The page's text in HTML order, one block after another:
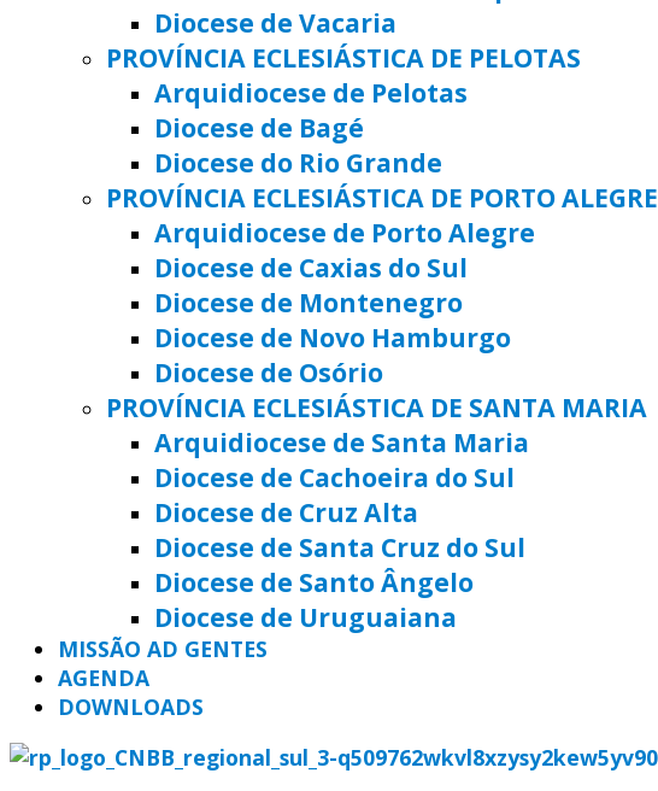
Diocese de Vacaria
PROVÍNCIA ECLESIÁSTICA DE PELOTAS
Arquidiocese de Pelotas
Diocese de Bagé
Diocese do Rio Grande
PROVÍNCIA ECLESIÁSTICA DE PORTO ALEGRE
Arquidiocese de Porto Alegre
Diocese de Caxias do Sul
Diocese de Montenegro
Diocese de Novo Hamburgo
Diocese de Osório
PROVÍNCIA ECLESIÁSTICA DE SANTA MARIA
Arquidiocese de Santa Maria
Diocese de Cachoeira do Sul
Diocese de Cruz Alta
Diocese de Santa Cruz do Sul
Diocese de Santo Ângelo
Diocese de Uruguaiana
MISSÃO AD GENTES
AGENDA
DOWNLOADS